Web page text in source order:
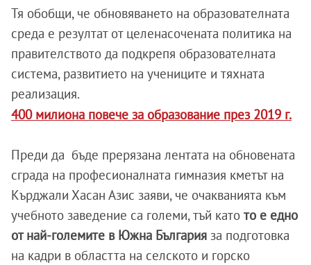
Тя обобщи, че обновяването на образователната
среда е резултат от целенасочената политика на
правителството да подкрепя образователната
система, развитието на учениците и тяхната
реализация.
400 милиона повече за образование през 2019 г.
Преди да бъде прерязана лентата на обновената
сграда на професионалната гимназия кметът на
Кърджали Хасан Азис заяви, че очакванията към
учебното заведение са големи, тъй като то е едно
от най-големите в Южна България за подготовка
на кадри в областта на селското и горско